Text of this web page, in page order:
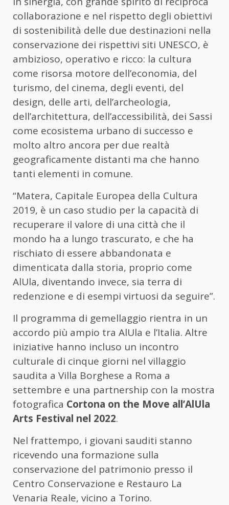
collaborazione e nel rispetto degli obiettivi
di sostenibilità delle due destinazioni nella
conservazione dei rispettivi siti UNESCO, è
ambizioso, operativo e ricco: la cultura
come risorsa motore dell’economia, del
turismo, del cinema, degli eventi, del
design, delle arti, dell’archeologia,
dell’architettura, dell’accessibilità, dei Sassi
come ecosistema urbano di successo e
molto altro ancora per due realtà
geograficamente distanti ma che hanno
tanti elementi in comune.
“Matera, Capitale Europea della Cultura
2019, è un caso studio per la capacità di
recuperare il valore di una città che il
mondo ha a lungo trascurato, e che ha
rischiato di essere abbandonata e
dimenticata dalla storia, proprio come
AlUla, diventando invece, sia terra di
redenzione e di esempi virtuosi da seguire”.
Il programma di gemellaggio rientra in un
accordo più ampio tra AlUla e l’Italia. Altre
iniziative hanno incluso un incontro
culturale di cinque giorni nel villaggio
saudita a Villa Borghese a Roma a
settembre e una partnership con la mostra
fotografica Cortona on the Move all’AlUla
Arts Festival nel 2022.
Nel frattempo, i giovani sauditi stanno
ricevendo una formazione sulla
conservazione del patrimonio presso il
Centro Conservazione e Restauro La
Venaria Reale, vicino a Torino.